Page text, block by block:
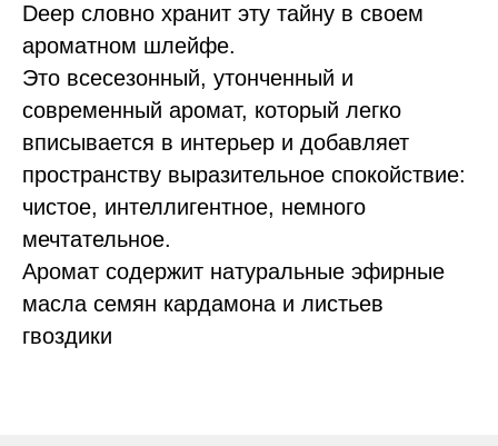
Deep словно хранит эту тайну в своем
ароматном шлейфе.
Это всесезонный, утонченный и
современный аромат, который легко
вписывается в интерьер и добавляет
пространству выразительное спокойствие:
чистое, интеллигентное, немного
мечтательное.
Аромат содержит натуральные эфирные
масла семян кардамона и листьев
гвоздики